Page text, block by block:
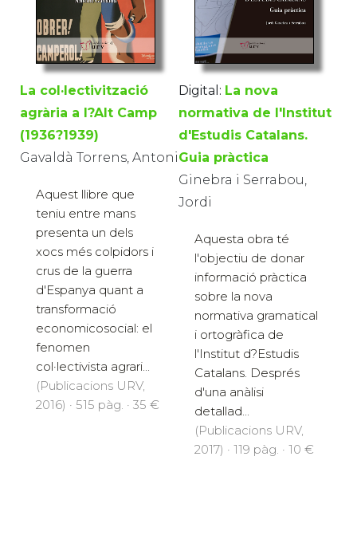
La col·lectivització
agrària a l?Alt Camp
(1936?1939)
Gavaldà Torrens, Antoni
Aquest llibre que
teniu entre mans
presenta un dels
xocs més colpidors i
crus de la guerra
d'Espanya quant a
transformació
economicosocial: el
fenomen
col·lectivista agrari...
(Publicacions URV,
2016) · 515 pàg. · 35 €
Digital: La nova
normativa de l'Institut
d'Estudis Catalans.
Guia pràctica
Ginebra i Serrabou,
Jordi
Aquesta obra té
l'objectiu de donar
informació pràctica
sobre la nova
normativa gramatical
i ortogràfica de
l'Institut d?Estudis
Catalans. Després
d'una anàlisi
detallad...
(Publicacions URV,
2017) · 119 pàg. · 10 €